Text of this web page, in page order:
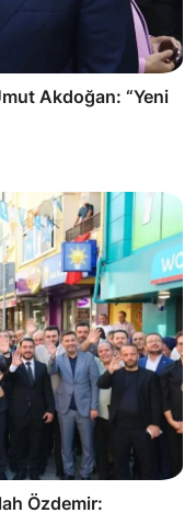
Akdoğan: “Yeni
Özdemir: